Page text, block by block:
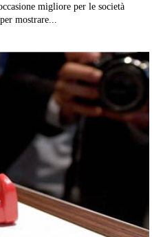
migliore per le società
mostrare...